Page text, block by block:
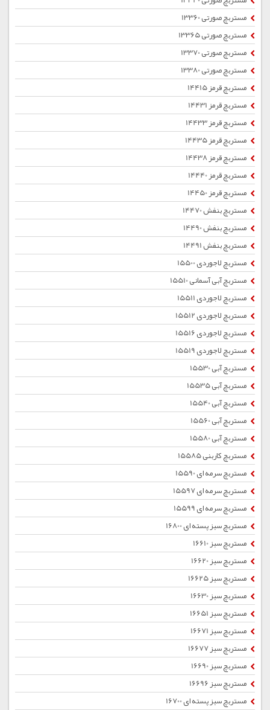
مستربچ صورتی 13360
مستربچ صورتی 13365
مستربچ صورتی 13370
مستربچ صورتی 13380
مستربچ قرمز 14415
مستربچ قرمز 14431
مستربچ قرمز 14433
مستربچ قرمز 14435
مستربچ قرمز 14438
مستربچ قرمز 14440
مستربچ قرمز 14450
مستربچ بنفش 14470
مستربچ بنفش 14490
مستربچ بنفش 14491
مستربچ لاجوردی 15500
مستربچ آبی آسمانی 15510
مستربچ لاجوردی 15511
مستربچ لاجوردی 15512
مستربچ لاجوردی 15516
مستربچ لاجوردی 15519
مستربچ آبی 15530
مستربچ آبی 15535
مستربچ آبی 15540
مستربچ آبی 15560
مستربچ آبی 15580
مستربچ کاربنی 15585
مستربچ سرمه ای 15590
مستربچ سرمه ای 15597
مستربچ سرمه ای 15599
مستربچ سبز پسته ای 16800
مستربچ سبز 16610
مستربچ سبز 16620
مستربچ سبز 16625
مستربچ سبز 16630
مستربچ سبز 16651
مستربچ سبز 16671
مستربچ سبز 16677
مستربچ سبز 16690
مستربچ سبز 16696
مستربچ سبز پسته ای 16700